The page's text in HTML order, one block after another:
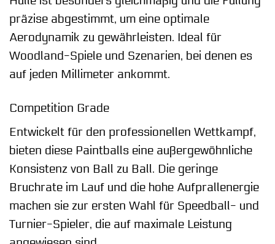
präzise abgestimmt, um eine optimale
Aerodynamik zu gewährleisten. Ideal für
Woodland-Spiele und Szenarien, bei denen es
auf jeden Millimeter ankommt.
Competition Grade
Entwickelt für den professionellen Wettkampf,
bieten diese Paintballs eine außergewöhnliche
Konsistenz von Ball zu Ball. Die geringe
Bruchrate im Lauf und die hohe Aufprallenergie
machen sie zur ersten Wahl für Speedball- und
Turnier-Spieler, die auf maximale Leistung